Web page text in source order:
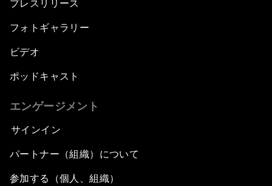
プレスリリース
フォトギャラリー
ビデオ
ポッドキャスト
エンゲージメント
サインイン
パートナー（組織）について
参加する（個人、組織）